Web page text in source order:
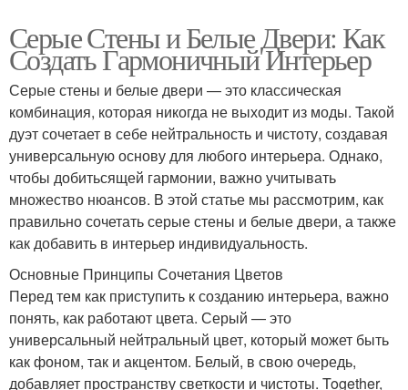
Серые Стены и Белые Двери: Как
Создать Гармоничный Интерьер
Серые стены и белые двери — это классическая
комбинация, которая никогда не выходит из моды. Такой
дуэт сочетает в себе нейтральность и чистоту, создавая
универсальную основу для любого интерьера. Однако,
чтобы добитьсящей гармонии, важно учитывать
множество нюансов. В этой статье мы рассмотрим, как
правильно сочетать серые стены и белые двери, а также
как добавить в интерьер индивидуальность.
Основные Принципы Сочетания Цветов
Перед тем как приступить к созданию интерьера, важно
понять, как работают цвета. Серый — это
универсальный нейтральный цвет, который может быть
как фоном, так и акцентом. Белый, в свою очередь,
добавляет пространству светкости и чистоты. Together,